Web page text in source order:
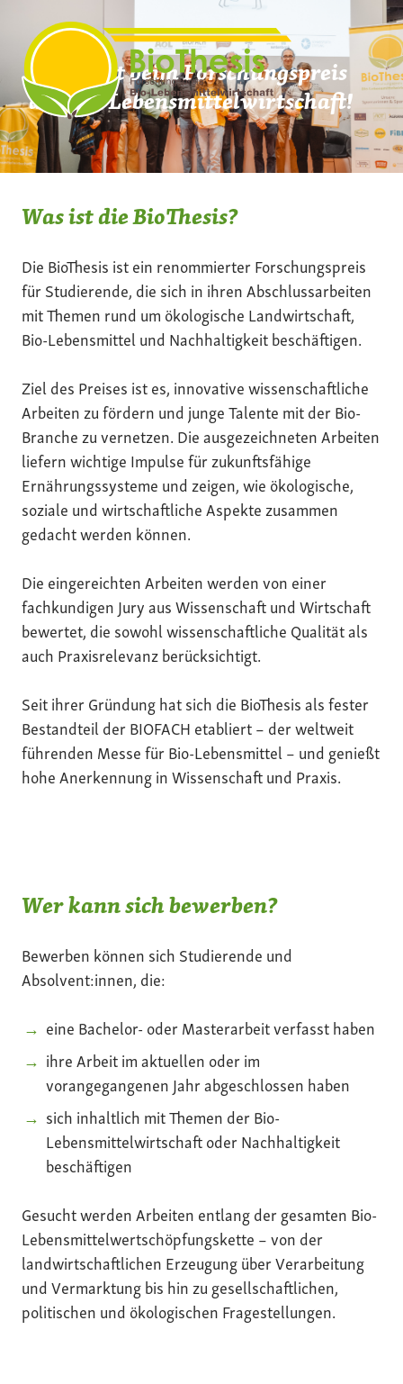
Inhalt
springenMach mit beim Forschungspreis
der Bio-Lebensmittelwirtschaft!
Was ist die BioThesis?
Die BioThesis ist ein renommierter Forschungspreis
für Studierende, die sich in ihren Abschlussarbeiten
mit Themen rund um ökologische Landwirtschaft,
Bio-Lebensmittel und Nachhaltigkeit beschäftigen.
Ziel des Preises ist es, innovative wissenschaftliche
Arbeiten zu fördern und junge Talente mit der Bio-
Branche zu vernetzen. Die ausgezeichneten Arbeiten
liefern wichtige Impulse für zukunftsfähige
Ernährungssysteme und zeigen, wie ökologische,
soziale und wirtschaftliche Aspekte zusammen
gedacht werden können.
Die eingereichten Arbeiten werden von einer
fachkundigen Jury aus Wissenschaft und Wirtschaft
bewertet, die sowohl wissenschaftliche Qualität als
auch Praxisrelevanz berücksichtigt.
Seit ihrer Gründung hat sich die BioThesis als fester
Bestandteil der BIOFACH etabliert – der weltweit
führenden Messe für Bio-Lebensmittel – und genießt
hohe Anerkennung in Wissenschaft und Praxis.
Wer kann sich bewerben?
Bewerben können sich Studierende und
Absolvent:innen, die:
eine Bachelor- oder Masterarbeit verfasst haben
ihre Arbeit im aktuellen oder im
vorangegangenen Jahr abgeschlossen haben
sich inhaltlich mit Themen der Bio-
Lebensmittelwirtschaft oder Nachhaltigkeit
beschäftigen
Gesucht werden Arbeiten entlang der gesamten Bio-
Lebensmittelwertschöpfungskette – von der
landwirtschaftlichen Erzeugung über Verarbeitung
und Vermarktung bis hin zu gesellschaftlichen,
politischen und ökologischen Fragestellungen.